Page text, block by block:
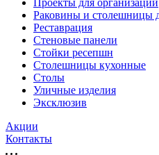
Проекты для организаций
Раковины и столешницы
Реставрация
Стеновые панели
Стойки ресепшн
Столешницы кухонные
Столы
Уличные изделия
Эксклюзив
Акции
Контакты